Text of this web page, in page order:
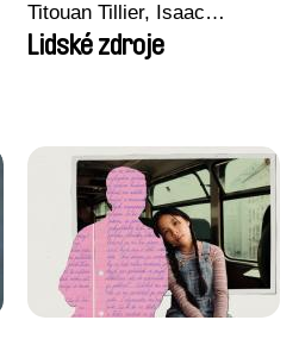
Titouan Tillier, Isaac
Wenzek
Lidské zdroje